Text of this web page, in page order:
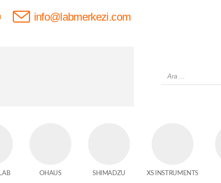
info@labmerkezi.com
OHAUS SHIMADZU XS INSTRUMENTS